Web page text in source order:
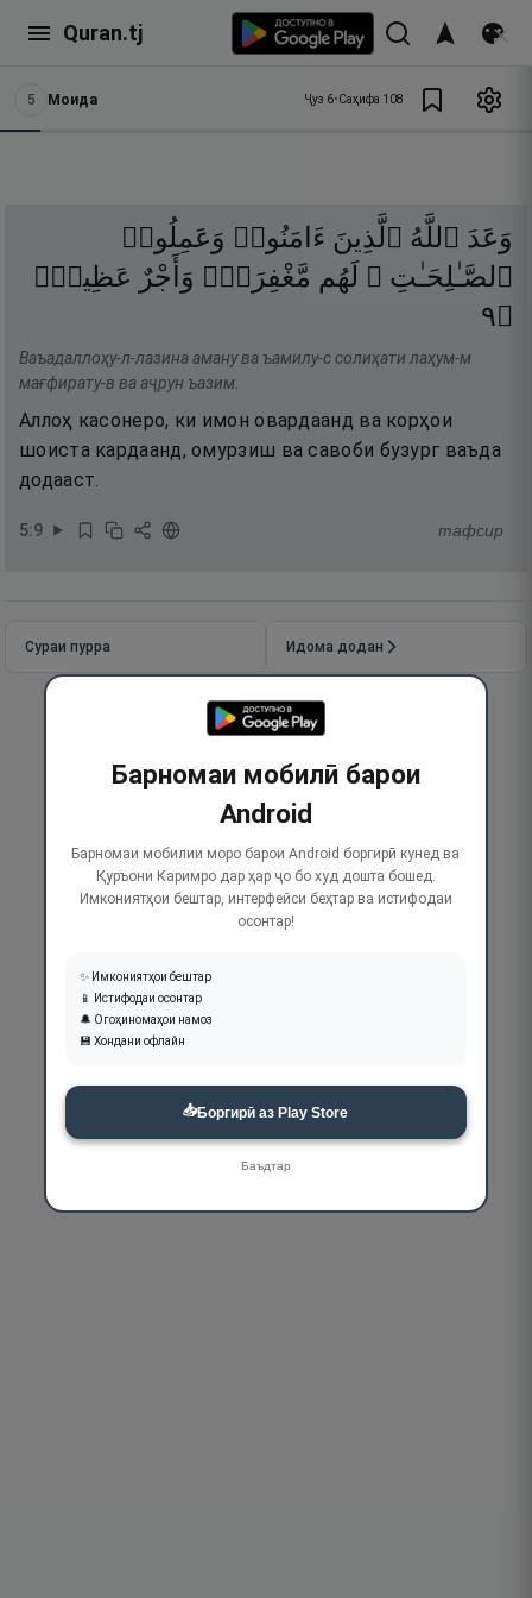
Quran.tj
5 Моида Ҷуз 6•Саҳифа 108
وَعَدَ ٱللَّهُ ٱلَّذِينَ ءَامَنُوا۟ وَعَمِلُوا۟
ٱلصَّـٰلِحَـٰتِ ۙ لَهُم مَّغْفِرَةٌۭ وَأَجْرٌ عَظِيمٌۭ
۝٩
Ваъадаллоҳу-л-лазина аману ва ъамилу-с солиҳати лаҳум-м
мағфирату-в ва аҷрун ъазим.
Аллоҳ касонеро, ки имон овардаанд ва корҳои
шоиста кардаанд, омурзиш ва савоби бузург ваъда
додааст.
5:9 тафсир
Сураи пурра Идома додан
Барномаи мобилӣ барои
Android
Барномаи мобилии моро барои Android боргирӣ кунед ва
Қуръони Каримро дар ҳар ҷо бо худ дошта бошед.
Имкониятҳои бештар, интерфейси беҳтар ва истифодаи
осонтар!
✨ Имкониятҳои бештар
📱 Истифодаи осонтар
🔔 Огоҳиномаҳои намоз
💾 Хондани офлайн
📥Боргирӣ аз Play Store
Баъдтар